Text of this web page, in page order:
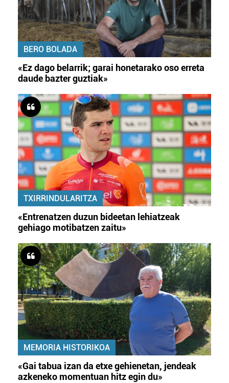
BERO BOLADA
«Ez dago belarrik; garai honetarako oso erreta
daude bazter guztiak»
TXIRRINDULARITZA
«Entrenatzen duzun bideetan lehiatzeak
gehiago motibatzen zaitu»
MEMORIA HISTORIKOA
«Gai tabua izan da etxe gehienetan, jendeak
azkeneko momentuan hitz egin du»